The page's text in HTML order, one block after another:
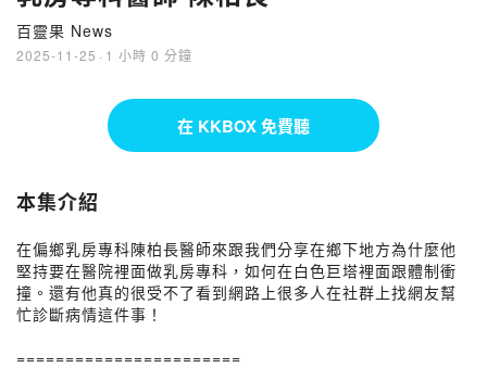
百靈果 News
2025-11-25 · 1 小時 0 分鐘
在 KKBOX 免費聽
本集介紹
在偏鄉乳房專科陳柏長醫師來跟我們分享在鄉下地方為什麼他
堅持要在醫院裡面做乳房專科，如何在白色巨塔裡面跟體制衝
撞。還有他真的很受不了看到網路上很多人在社群上找網友幫
忙診斷病情這件事！
=======================